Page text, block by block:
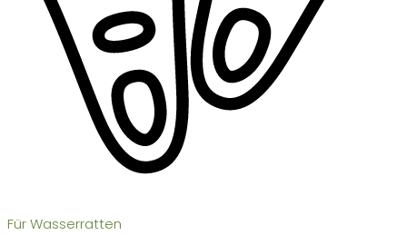
Für Wasserratten